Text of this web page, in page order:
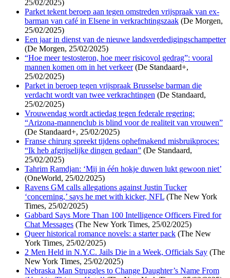
25/02/2025)
Parket tekent beroep aan tegen omstreden vrijspraak van ex-
barman van café in Elsene in verkrachtingszaak (De Morgen,
25/02/2025)
Een jaar in dienst van de nieuwe landsverdedigingschampetter
(De Morgen, 25/02/2025)
“Hoe meer testosteron, hoe meer risicovol gedrag”: vooral
mannen komen om in het verkeer(De Standaard+,
25/02/2025)
Parket in beroep tegen vrijspraak Brusselse barman die
verdacht wordt van twee verkrachtingen (De Standaard,
25/02/2025)
Vrouwendag wordt actiedag tegen federale regering:
“Arizona-mannenclub is blind voor de realiteit van vrouwen”
(De Standaard+, 25/02/2025)
Franse chirurg spreekt tijdens ophefmakend misbruikproces:
“Ik heb afgrijselijke dingen gedaan” (De Standaard,
25/02/2025)
Tahrim Ramdjan: ‘Mij in één hokje duwen lukt gewoon niet’
(OneWorld, 25/02/2025)
Ravens GM calls allegations against Justin Tucker
‘concerning,’ says he met with kicker, NFL (The New York
Times, 25/02/2025)
Gabbard Says More Than 100 Intelligence Officers Fired for
Chat Messages (The New York Times, 25/02/2025)
Queer historical romance novels: a starter pack (The New
York Times, 25/02/2025)
2 Men Held in N.Y.C. Jails Die in a Week, Officials Say (The
New York Times, 25/02/2025)
Nebraska Man Struggles to Change Daughter’s Name From